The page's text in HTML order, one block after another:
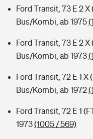
Ford Transit, 73 E 2 X
Bus/Kombi, ab 1975
Ford Transit, 73 E 2 X
Bus/Kombi, ab 1973
Ford Transit, 72 E 1 X
Bus/Kombi, ab 1972
Ford Transit, 72 E 1
1973(1005 / 569)